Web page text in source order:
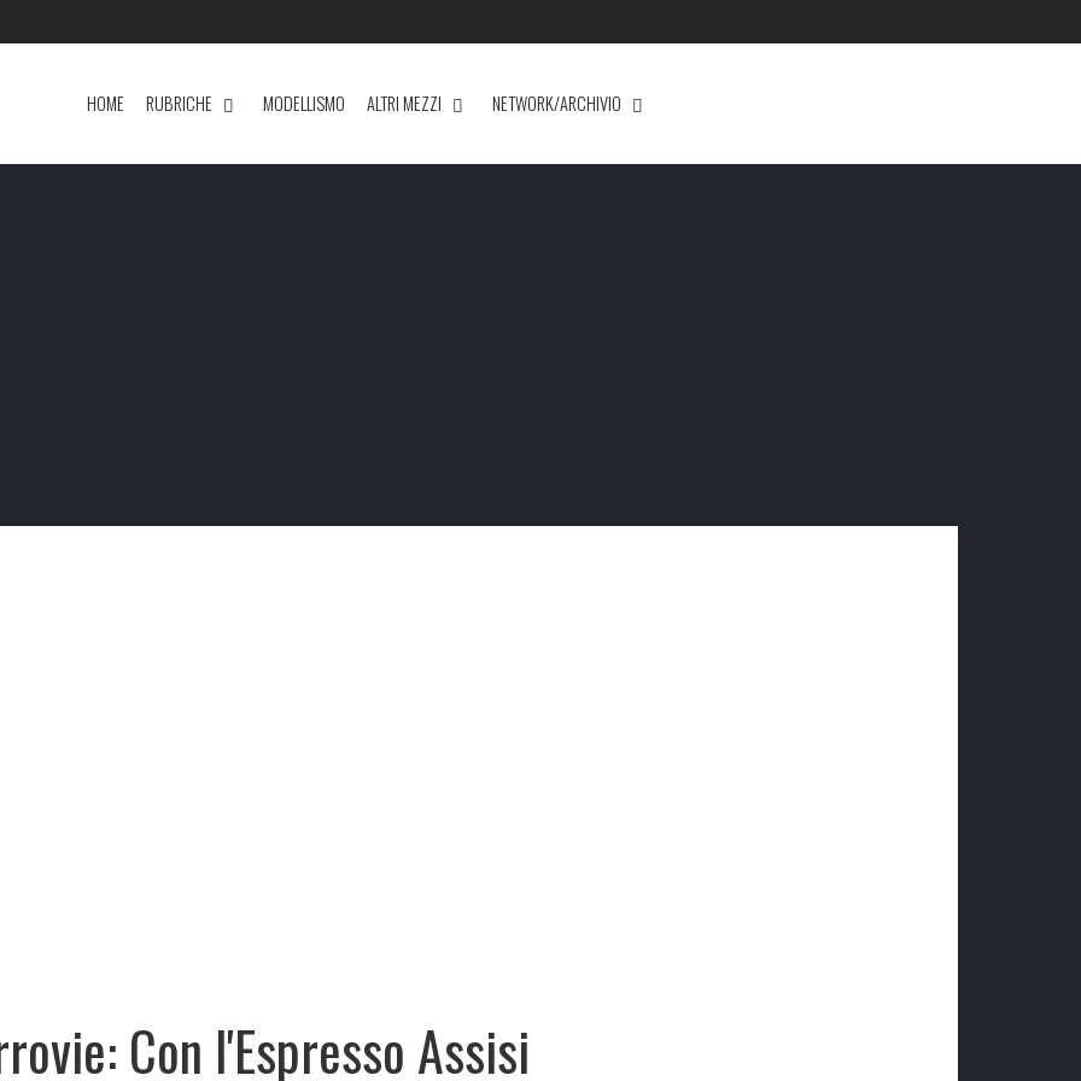
HOME RUBRICHE MODELLISMO ALTRI MEZZI NETWORK/ARCHIVIO
Con l'Espresso Assisi